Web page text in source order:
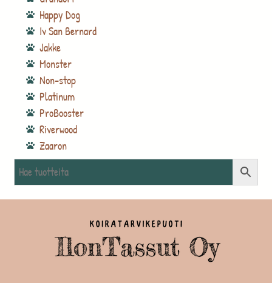
Happy Dog
Iv San Bernard
Jakke
Monster
Non-stop
Platinum
ProBooster
Riverwood
Zaaron